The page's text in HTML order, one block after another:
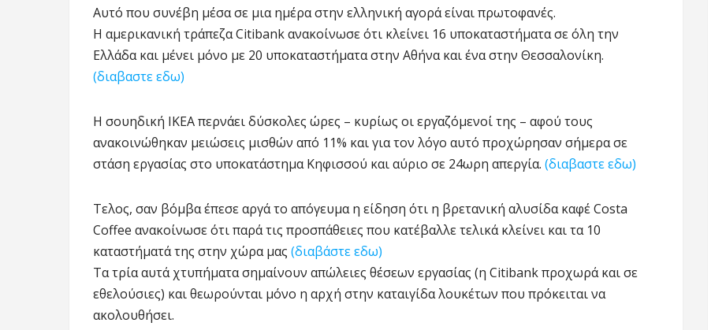
Αυτό που συνέβη μέσα σε μια ημέρα στην ελληνική αγορά είναι πρωτοφανές.
Η αμερικανική τράπεζα Citibank ανακοίνωσε ότι κλείνει 16 υποκαταστήματα σε όλη την
Ελλάδα και μένει μόνο με 20 υποκαταστήματα στην Αθήνα και ένα στην Θεσσαλονίκη.
(διαβαστε εδω)
Η σουηδική ΙΚΕΑ περνάει δύσκολες ώρες – κυρίως οι εργαζόμενοί της – αφού τους
ανακοινώθηκαν μειώσεις μισθών από 11% και για τον λόγο αυτό προχώρησαν σήμερα σε
στάση εργασίας στο υποκατάστημα Κηφισσού και αύριο σε 24ωρη απεργία. (διαβαστε εδω)
Τελος, σαν βόμβα έπεσε αργά το απόγευμα η είδηση ότι η βρετανική αλυσίδα καφέ Costa
Coffee ανακοίνωσε ότι παρά τις προσπάθειες που κατέβαλλε τελικά κλείνει και τα 10
καταστήματά της στην χώρα μας (διαβάστε εδω)
Τα τρία αυτά χτυπήματα σημαίνουν απώλειες θέσεων εργασίας (η Citibank προχωρά και σε
εθελούσιες) και θεωρούνται μόνο η αρχή στην καταιγίδα λουκέτων που πρόκειται να
ακολουθήσει.